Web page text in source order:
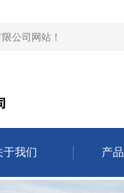
公司网站 ！
于我们 产